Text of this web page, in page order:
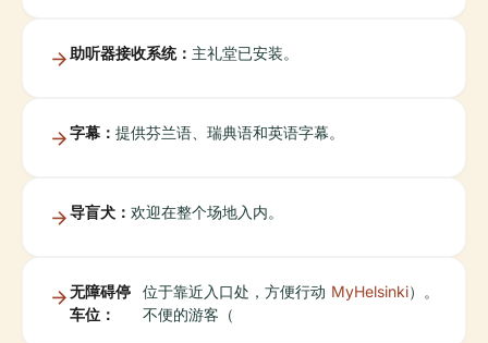
助听器接收系统： 主礼堂已安装。
字幕： 提供芬兰语、瑞典语和英语字幕。
导盲犬： 欢迎在整个场地入内。
无障碍停
车位：
位于靠近入口处，方便行动
不便的游客（
MyHelsinki）。